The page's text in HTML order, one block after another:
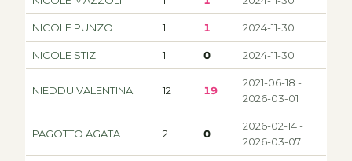
NICOLE PUNZO 1 1 2024-11-30
NICOLE STIZ 1 0 2024-11-30
NIEDDU VALENTINA 12 19
2021-06-18 -
2026-03-01
PAGOTTO AGATA 2 0
2026-02-14 -
2026-03-07